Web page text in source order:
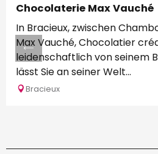
Chocolaterie Max Vauché
In Bracieux, zwischen
Max Vauché, Chocolatier
leidenschaftlich von seinem
lässt Sie an seiner Welt...
Bracieux